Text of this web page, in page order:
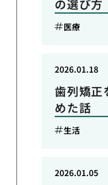
の選び方
医療
歯列矯正
めた話
2026.01.18
生活
2026.01.05